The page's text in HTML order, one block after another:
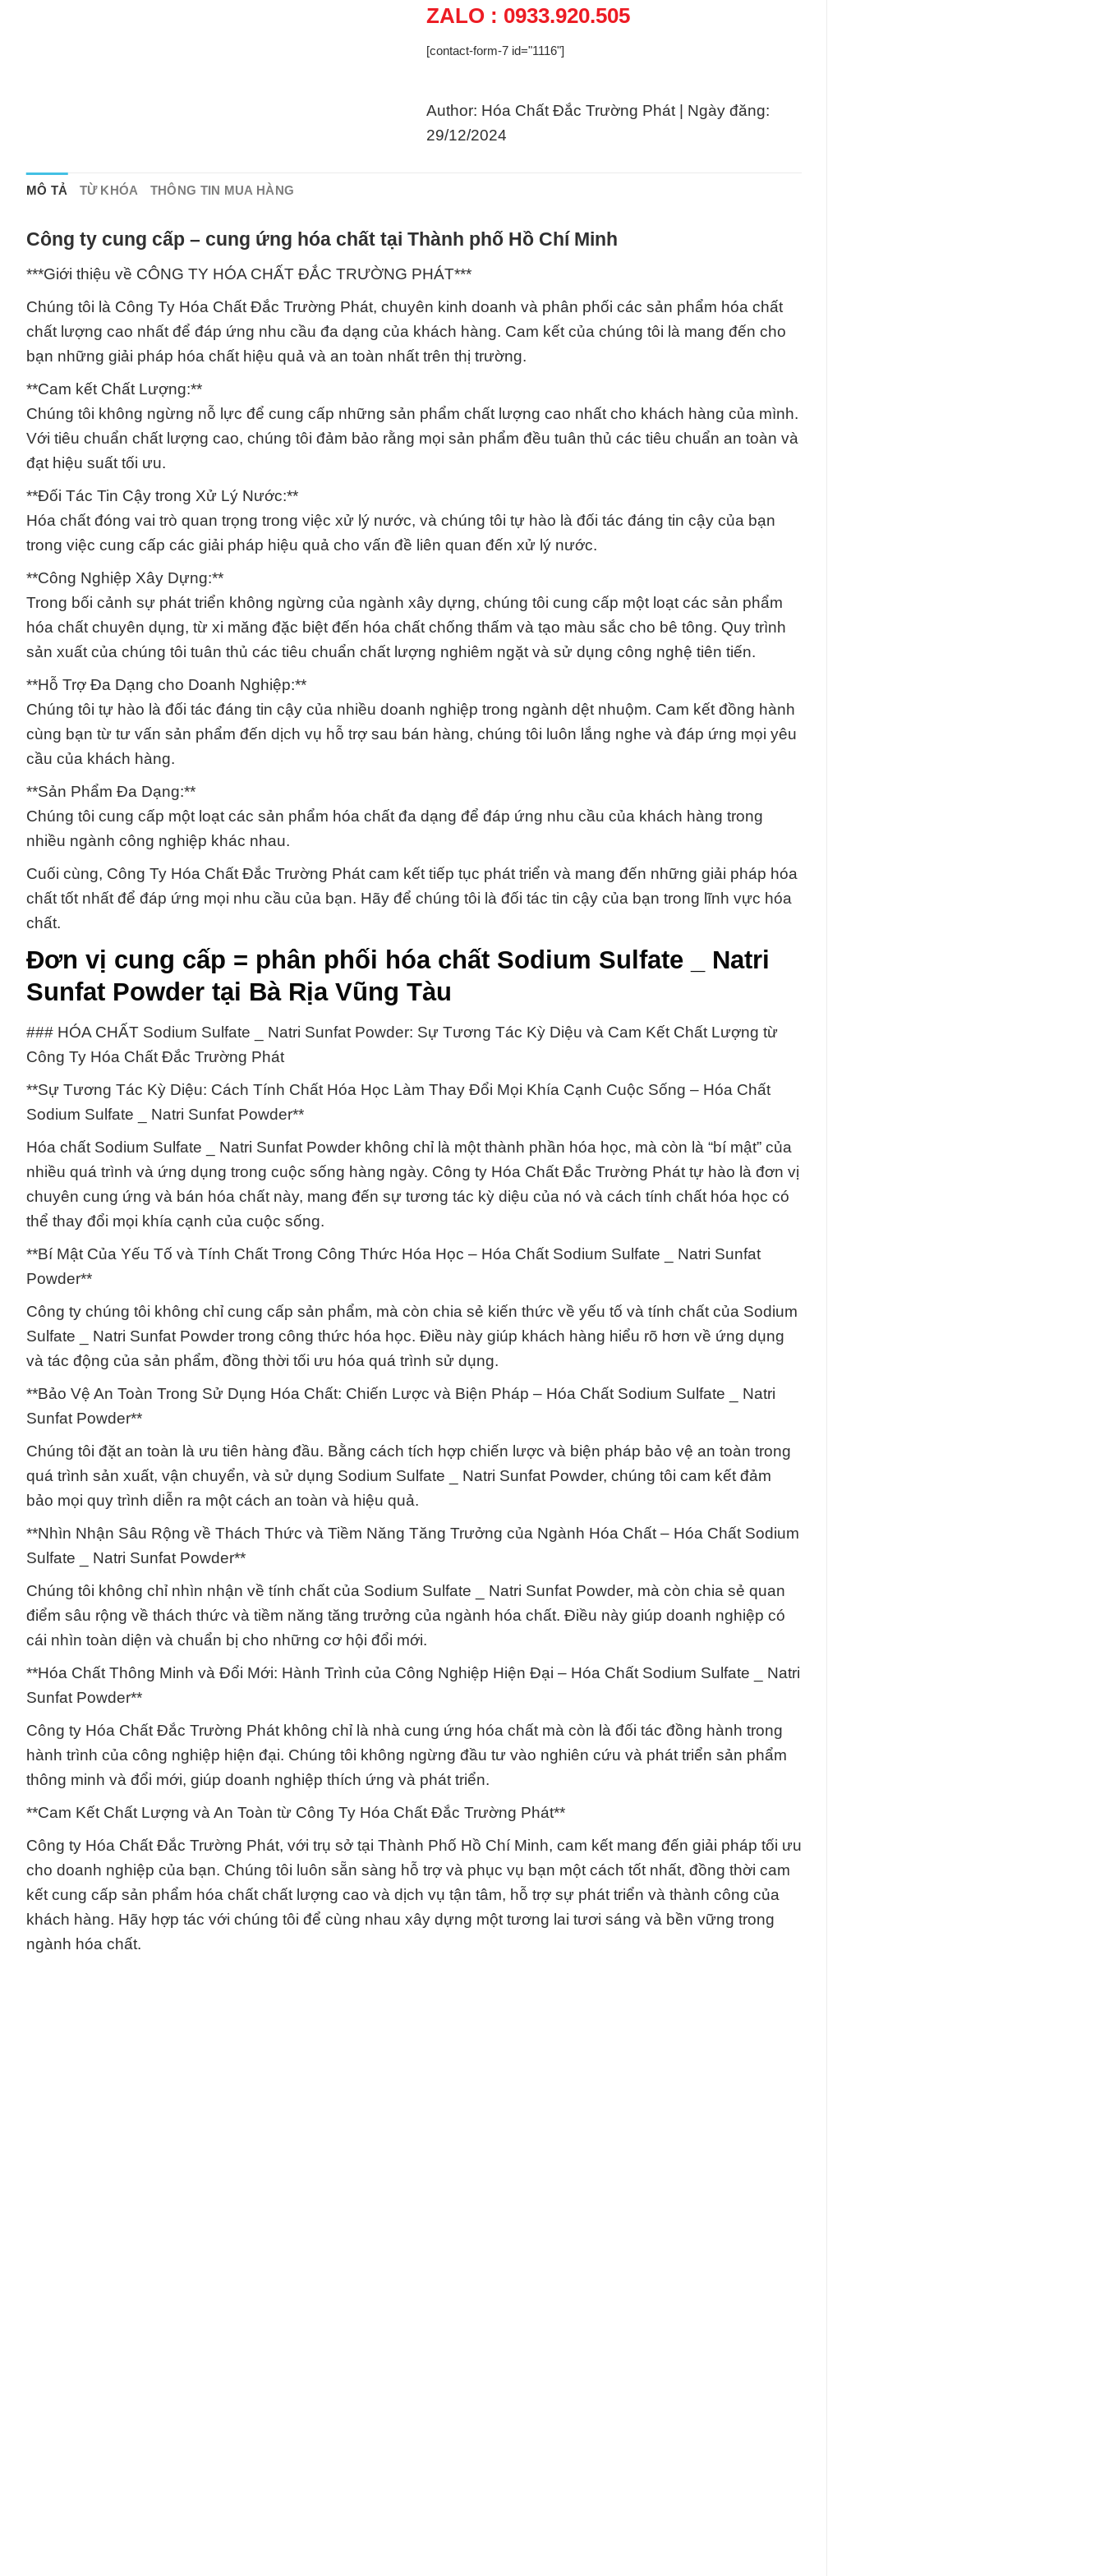
ZALO : 0933.920.505
[contact-form-7 id="1116"]
Author: Hóa Chất Đắc Trường Phát | Ngày đăng:
29/12/2024
MÔ TẢ TỪ KHÓA THÔNG TIN MUA HÀNG
Công ty cung cấp – cung ứng hóa chất tại Thành phố Hồ Chí Minh
***Giới thiệu về CÔNG TY HÓA CHẤT ĐẮC TRƯỜNG PHÁT***
Chúng tôi là Công Ty Hóa Chất Đắc Trường Phát, chuyên kinh doanh và phân phối các sản phẩm hóa chất
chất lượng cao nhất để đáp ứng nhu cầu đa dạng của khách hàng. Cam kết của chúng tôi là mang đến cho
bạn những giải pháp hóa chất hiệu quả và an toàn nhất trên thị trường.
**Cam kết Chất Lượng:**
Chúng tôi không ngừng nỗ lực để cung cấp những sản phẩm chất lượng cao nhất cho khách hàng của mình.
Với tiêu chuẩn chất lượng cao, chúng tôi đảm bảo rằng mọi sản phẩm đều tuân thủ các tiêu chuẩn an toàn và
đạt hiệu suất tối ưu.
**Đối Tác Tin Cậy trong Xử Lý Nước:**
Hóa chất đóng vai trò quan trọng trong việc xử lý nước, và chúng tôi tự hào là đối tác đáng tin cậy của bạn
trong việc cung cấp các giải pháp hiệu quả cho vấn đề liên quan đến xử lý nước.
**Công Nghiệp Xây Dựng:**
Trong bối cảnh sự phát triển không ngừng của ngành xây dựng, chúng tôi cung cấp một loạt các sản phẩm
hóa chất chuyên dụng, từ xi măng đặc biệt đến hóa chất chống thấm và tạo màu sắc cho bê tông. Quy trình
sản xuất của chúng tôi tuân thủ các tiêu chuẩn chất lượng nghiêm ngặt và sử dụng công nghệ tiên tiến.
**Hỗ Trợ Đa Dạng cho Doanh Nghiệp:**
Chúng tôi tự hào là đối tác đáng tin cậy của nhiều doanh nghiệp trong ngành dệt nhuộm. Cam kết đồng hành
cùng bạn từ tư vấn sản phẩm đến dịch vụ hỗ trợ sau bán hàng, chúng tôi luôn lắng nghe và đáp ứng mọi yêu
cầu của khách hàng.
**Sản Phẩm Đa Dạng:**
Chúng tôi cung cấp một loạt các sản phẩm hóa chất đa dạng để đáp ứng nhu cầu của khách hàng trong
nhiều ngành công nghiệp khác nhau.
Cuối cùng, Công Ty Hóa Chất Đắc Trường Phát cam kết tiếp tục phát triển và mang đến những giải pháp hóa
chất tốt nhất để đáp ứng mọi nhu cầu của bạn. Hãy để chúng tôi là đối tác tin cậy của bạn trong lĩnh vực hóa
chất.
Đơn vị cung cấp = phân phối hóa chất Sodium Sulfate _ Natri
Sunfat Powder tại Bà Rịa Vũng Tàu
### HÓA CHẤT Sodium Sulfate _ Natri Sunfat Powder: Sự Tương Tác Kỳ Diệu và Cam Kết Chất Lượng từ
Công Ty Hóa Chất Đắc Trường Phát
**Sự Tương Tác Kỳ Diệu: Cách Tính Chất Hóa Học Làm Thay Đổi Mọi Khía Cạnh Cuộc Sống – Hóa Chất
Sodium Sulfate _ Natri Sunfat Powder**
Hóa chất Sodium Sulfate _ Natri Sunfat Powder không chỉ là một thành phần hóa học, mà còn là “bí mật” của
nhiều quá trình và ứng dụng trong cuộc sống hàng ngày. Công ty Hóa Chất Đắc Trường Phát tự hào là đơn vị
chuyên cung ứng và bán hóa chất này, mang đến sự tương tác kỳ diệu của nó và cách tính chất hóa học có
thể thay đổi mọi khía cạnh của cuộc sống.
**Bí Mật Của Yếu Tố và Tính Chất Trong Công Thức Hóa Học – Hóa Chất Sodium Sulfate _ Natri Sunfat
Powder**
Công ty chúng tôi không chỉ cung cấp sản phẩm, mà còn chia sẻ kiến thức về yếu tố và tính chất của Sodium
Sulfate _ Natri Sunfat Powder trong công thức hóa học. Điều này giúp khách hàng hiểu rõ hơn về ứng dụng
và tác động của sản phẩm, đồng thời tối ưu hóa quá trình sử dụng.
**Bảo Vệ An Toàn Trong Sử Dụng Hóa Chất: Chiến Lược và Biện Pháp – Hóa Chất Sodium Sulfate _ Natri
Sunfat Powder**
Chúng tôi đặt an toàn là ưu tiên hàng đầu. Bằng cách tích hợp chiến lược và biện pháp bảo vệ an toàn trong
quá trình sản xuất, vận chuyển, và sử dụng Sodium Sulfate _ Natri Sunfat Powder, chúng tôi cam kết đảm
bảo mọi quy trình diễn ra một cách an toàn và hiệu quả.
**Nhìn Nhận Sâu Rộng về Thách Thức và Tiềm Năng Tăng Trưởng của Ngành Hóa Chất – Hóa Chất Sodium
Sulfate _ Natri Sunfat Powder**
Chúng tôi không chỉ nhìn nhận về tính chất của Sodium Sulfate _ Natri Sunfat Powder, mà còn chia sẻ quan
điểm sâu rộng về thách thức và tiềm năng tăng trưởng của ngành hóa chất. Điều này giúp doanh nghiệp có
cái nhìn toàn diện và chuẩn bị cho những cơ hội đổi mới.
**Hóa Chất Thông Minh và Đổi Mới: Hành Trình của Công Nghiệp Hiện Đại – Hóa Chất Sodium Sulfate _ Natri
Sunfat Powder**
Công ty Hóa Chất Đắc Trường Phát không chỉ là nhà cung ứng hóa chất mà còn là đối tác đồng hành trong
hành trình của công nghiệp hiện đại. Chúng tôi không ngừng đầu tư vào nghiên cứu và phát triển sản phẩm
thông minh và đổi mới, giúp doanh nghiệp thích ứng và phát triển.
**Cam Kết Chất Lượng và An Toàn từ Công Ty Hóa Chất Đắc Trường Phát**
Công ty Hóa Chất Đắc Trường Phát, với trụ sở tại Thành Phố Hồ Chí Minh, cam kết mang đến giải pháp tối ưu
cho doanh nghiệp của bạn. Chúng tôi luôn sẵn sàng hỗ trợ và phục vụ bạn một cách tốt nhất, đồng thời cam
kết cung cấp sản phẩm hóa chất chất lượng cao và dịch vụ tận tâm, hỗ trợ sự phát triển và thành công của
khách hàng. Hãy hợp tác với chúng tôi để cùng nhau xây dựng một tương lai tươi sáng và bền vững trong
ngành hóa chất.